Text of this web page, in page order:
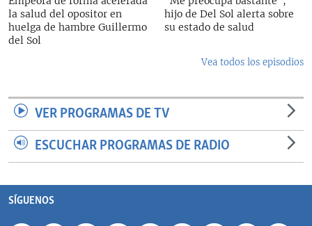
la salud del opositor en
huelga de hambre Guillermo
del Sol
hijo de Del Sol alerta sobre
su estado de salud
Vea todos los episodios
VER PROGRAMAS DE TV
ESCUCHAR PROGRAMAS DE RADIO
SÍGUENOS